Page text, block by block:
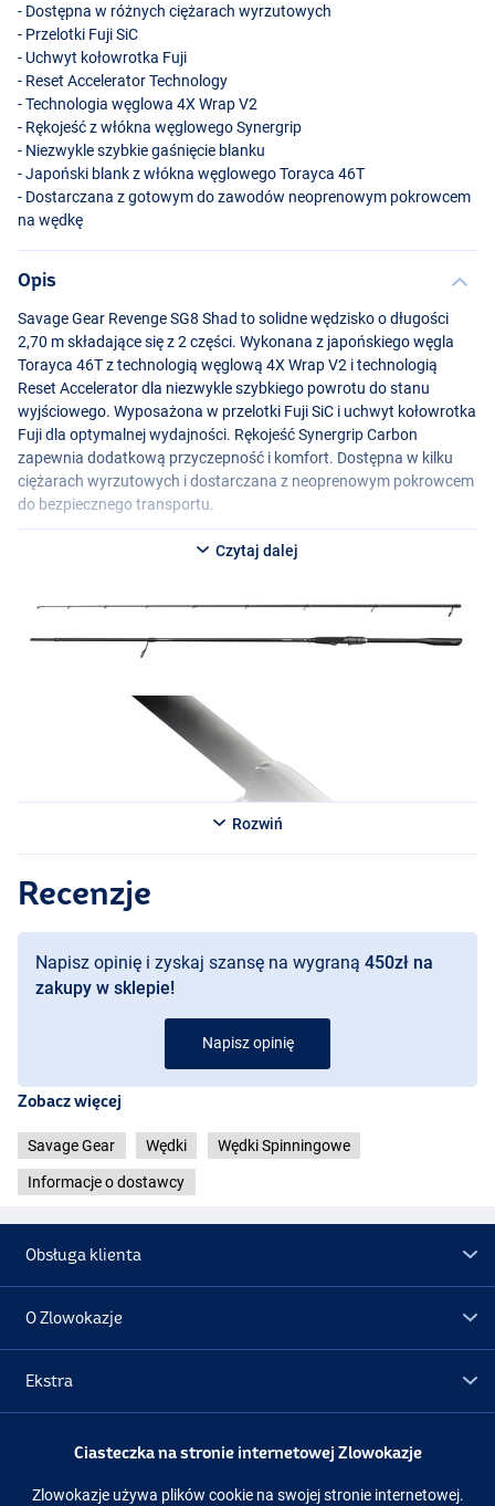
- Dostępna w różnych ciężarach wyrzutowych
- Przelotki Fuji SiC
- Uchwyt kołowrotka Fuji
- Reset Accelerator Technology
- Technologia węglowa 4X Wrap V2
- Rękojeść z włókna węglowego Synergrip
- Niezwykle szybkie gaśnięcie blanku
- Japoński blank z włókna węglowego Torayca 46T
- Dostarczana z gotowym do zawodów neoprenowym pokrowcem
na wędkę
Opis
Savage Gear Revenge SG8 Shad to solidne wędzisko o długości
2,70 m składające się z 2 części. Wykonana z japońskiego węgla
Torayca 46T z technologią węglową 4X Wrap V2 i technologią
Reset Accelerator dla niezwykle szybkiego powrotu do stanu
wyjściowego. Wyposażona w przelotki Fuji SiC i uchwyt kołowrotka
Fuji dla optymalnej wydajności. Rękojeść Synergrip Carbon
zapewnia dodatkową przyczepność i komfort. Dostępna w kilku
ciężarach wyrzutowych i dostarczana z neoprenowym pokrowcem
do bezpiecznego transportu.
Czytaj dalej
Rozwiń
Recenzje
Napisz opinię i zyskaj szansę na wygraną 450zł na
zakupy w sklepie!
Napisz opinię
Zobacz więcej
Savage Gear Wędki Wędki Spinningowe
Informacje o dostawcy
Obsługa klienta
O Zlowokazje
Ekstra
PromocjeCiasteczka na stronie internetowej Zlowokazje
Zlowokazje używa plików cookie na swojej stronie internetowej.